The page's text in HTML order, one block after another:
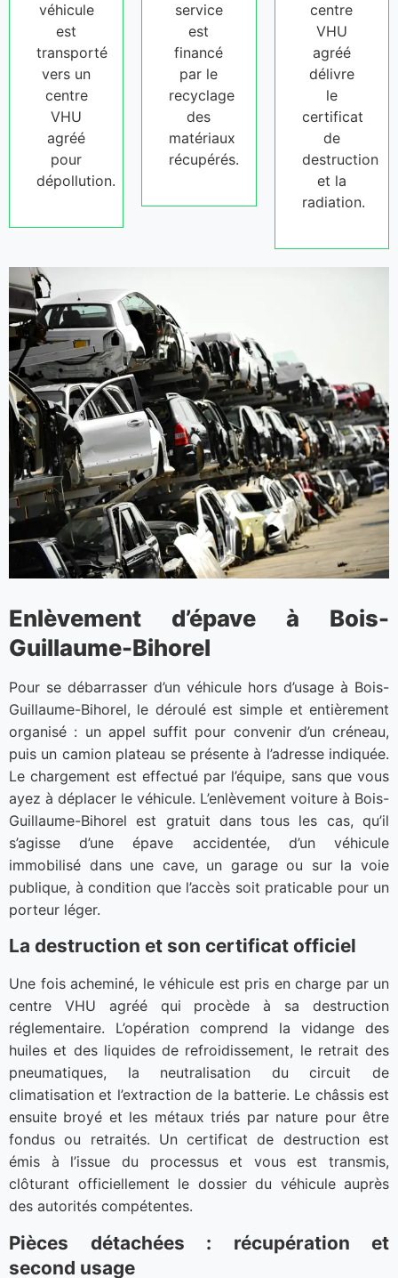
véhicule
est
transporté
vers un
centre
VHU
agréé
pour
dépollution.
service
est
financé
par le
recyclage
des
matériaux
récupérés.
centre
VHU
agréé
délivre
le
certificat
de
destruction
et la
radiation.
Enlèvement d’épave à Bois-
Guillaume-Bihorel
Pour se débarrasser d’un véhicule hors d’usage à Bois-
Guillaume-Bihorel, le déroulé est simple et entièrement
organisé : un appel suffit pour convenir d’un créneau,
puis un camion plateau se présente à l’adresse indiquée.
Le chargement est effectué par l’équipe, sans que vous
ayez à déplacer le véhicule. L’enlèvement voiture à Bois-
Guillaume-Bihorel est gratuit dans tous les cas, qu’il
s’agisse d’une épave accidentée, d’un véhicule
immobilisé dans une cave, un garage ou sur la voie
publique, à condition que l’accès soit praticable pour un
porteur léger.
La destruction et son certificat officiel
Une fois acheminé, le véhicule est pris en charge par un
centre VHU agréé qui procède à sa destruction
réglementaire. L’opération comprend la vidange des
huiles et des liquides de refroidissement, le retrait des
pneumatiques, la neutralisation du circuit de
climatisation et l’extraction de la batterie. Le châssis est
ensuite broyé et les métaux triés par nature pour être
fondus ou retraités. Un certificat de destruction est
émis à l’issue du processus et vous est transmis,
clôturant officiellement le dossier du véhicule auprès
des autorités compétentes.
Pièces détachées : récupération et
second usage